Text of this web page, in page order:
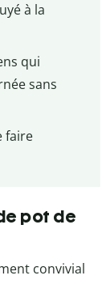
à la
qui
sans
faire
pot de
convivial